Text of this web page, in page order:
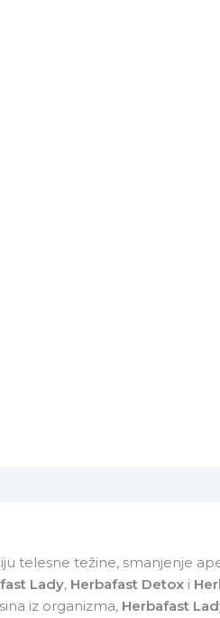
telesne težine, smanjenje
Lady, Herbafast Detox i
iz organizma, Herbafast